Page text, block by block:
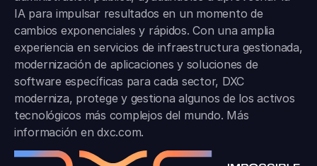
IA para impulsar resultados en un momento de
cambios exponenciales y rápidos. Con una amplia
experiencia en servicios de infraestructura gestionada,
modernización de aplicaciones y soluciones de
software específicas para cada sector, DXC
moderniza, protege y gestiona algunos de los activos
tecnológicos más complejos del mundo. Más
información endxc.com.